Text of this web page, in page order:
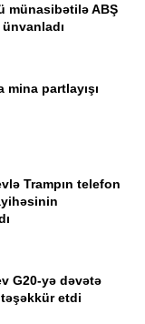
münasibətilə ABŞ
partlayışı
Trampın telefon
G20-yə dəvətə
etdi